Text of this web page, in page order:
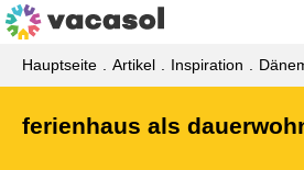
Hauptseite Artikel Inspiration
ferienhaus als